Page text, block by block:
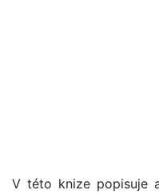
V této knize popisuje